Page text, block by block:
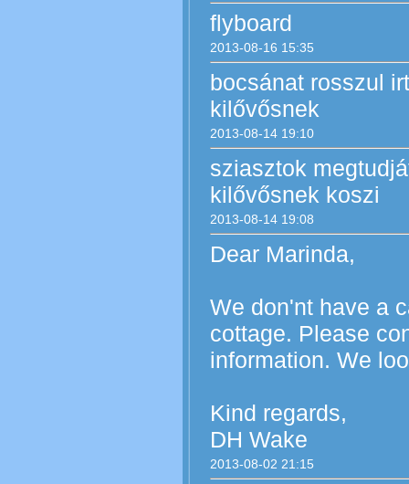
2013-08-16 15:35
flyboard
2013-08-14 19:10
bocsánat rosszul
kilővősnek
2013-08-14 19:08
sziasztok
kilővősnek koszi
2013-08-02 21:15
Dear Marinda,
We don'nt have a
cottage. Please
information. We
Kind regards,
DH Wake